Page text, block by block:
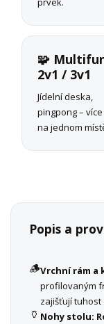
🧩
2v1 / 3v1
Jídelní deska,
pingpong –
na jednom
Popis a
🪵Vrchní rám a
profilovaným
zajišťují tuhost
🏺 Nohy stolu: